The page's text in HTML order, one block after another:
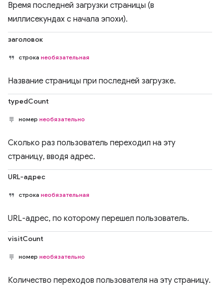
Время последней загрузки страницы (в
миллисекундах с начала эпохи).
заголовок
строка необязательная
Название страницы при последней загрузке.
typedCount
номер необязательно
Сколько раз пользователь переходил на эту
страницу, вводя адрес.
URL-адрес
строка необязательная
URL-адрес, по которому перешел пользователь.
visitCount
номер необязательно
Количество переходов пользователя на эту страницу.